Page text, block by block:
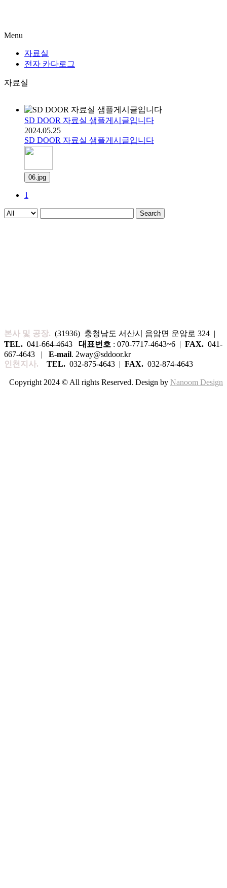
Menu
자료실
전자 카다로그
자료실
SD DOOR 자료실 샘플게시글입니다
2024.05.25
SD DOOR 자료실 샘플게시글입니다
06.jpg
1
Search
본사 및 공장. (31936) 충청남도 서산시 음암면 운암로 324 |
TEL. 041-664-4643 대표번호 : 070-7717-4643~6 | FAX. 041-
667-4643 | E-mail. 2way@sddoor.kr
인천지사.
TEL. 032-875-4643 | FAX. 032-874-4643
Copyright 2024 © All rights Reserved. Design by Nanoom Design